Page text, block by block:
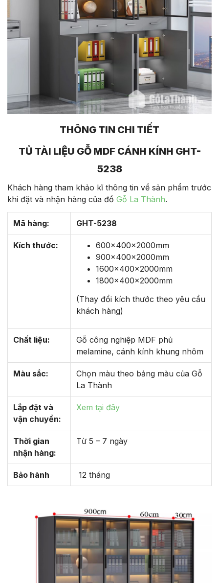
THÔNG TIN CHI TIẾT
TỦ TÀI LIỆU GỖ MDF CÁNH KÍNH GHT-
5238
Khách hàng tham khảo kĩ thông tin về sản phẩm trước
khi đặt và nhận hàng của đồ Gỗ La Thành.
Mã hàng: GHT-5238
Kích thước:
600x400x2000mm
900x400x2000mm
1600x400x2000mm
1800x400x2000mm
(Thay đổi kích thước theo yêu cầu
khách hàng)
Chất liệu:
Gỗ công nghiệp MDF phủ
melamine, cánh kính khung nhôm
Màu sắc:
Chọn màu theo bảng màu của Gỗ
La Thành
Lắp đặt và
vận chuyển:
Xem tại đây
Thời gian
nhận hàng:
Từ 5 – 7 ngày
Bảo hành 12 tháng